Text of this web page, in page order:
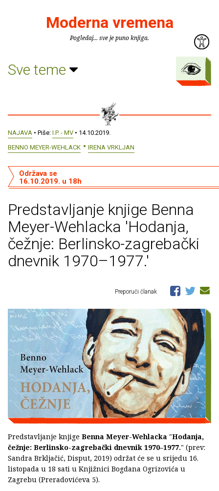
Moderna vremena
Pogledaj... sve je puno knjiga.
Sve teme
NAJAVA • Piše: I.P. - MV • 14.10.2019.
BENNO MEYER-WEHLACK
IRENA VRKLJAN
Predstavljanje knjige Benna
Meyer-Wehlacka 'Hodanja,
čežnje: Berlinsko-zagrebački
dnevnik 1970–1977.'
Održava se
16.10.2019. u 18h
Preporuči članak
Predstavljanje knjige Benna Meyer-Wehlacka "Hodanja,
čežnje: Berlinsko-zagrebački dnevnik 1970–1977." (prev:
Sandra Brkljačić, Disput, 2019) održat će se u srijedu 16.
listopada u 18 sati u Knjižnici Bogdana Ogrizovića u
Zagrebu (Preradovićeva 5).